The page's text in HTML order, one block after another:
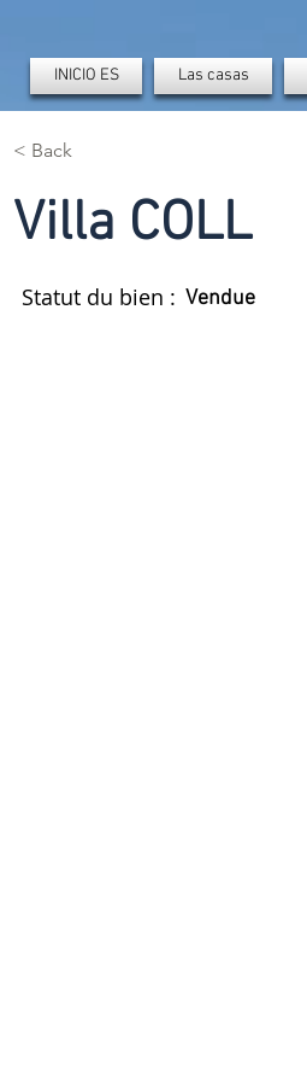
INICIO ES Las casas
< Back
Villa COLL
Statut du bien : Vendue